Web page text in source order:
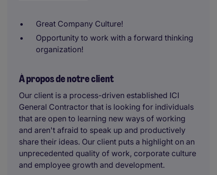
Great Company Culture!
Opportunity to work with a forward thinking
organization!
À propos de notre client
Our client is a process-driven established ICI
General Contractor that is looking for individuals
that are open to learning new ways of working
and aren't afraid to speak up and productively
share their ideas. Our client puts a highlight on an
unprecedented quality of work, corporate culture
and employee growth and development.